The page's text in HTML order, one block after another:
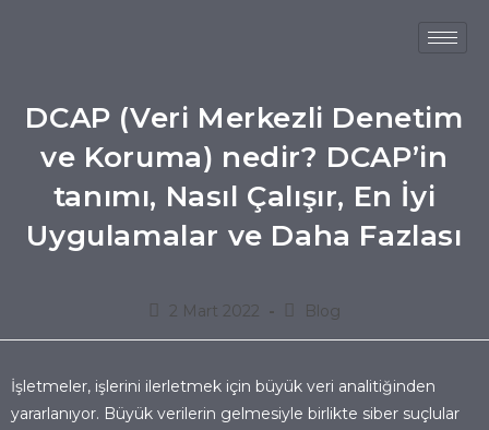
DCAP (Veri Merkezli Denetim
ve Koruma) nedir? DCAP’in
tanımı, Nasıl Çalışır, En İyi
Uygulamalar ve Daha Fazlası
2 Mart 2022 Blog
İşletmeler, işlerini ilerletmek için büyük veri analitiğinden
yararlanıyor. Büyük verilerin gelmesiyle birlikte siber suçlular